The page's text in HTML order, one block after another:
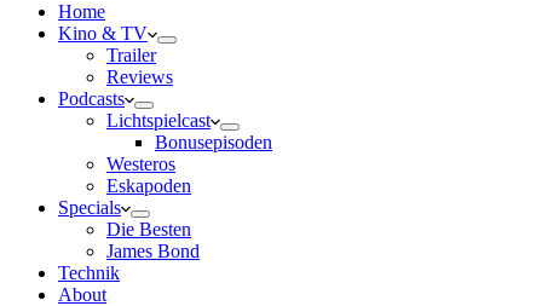
Home
Kino & TV
Trailer
Reviews
Podcasts
Lichtspielcast
Bonusepisoden
Westeros
Eskapoden
Specials
Die Besten
James Bond
Technik
About